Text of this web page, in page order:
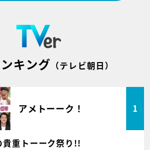
キング （テレビ朝日）
アメトーーク！ 1
貴重トーーク祭り!!